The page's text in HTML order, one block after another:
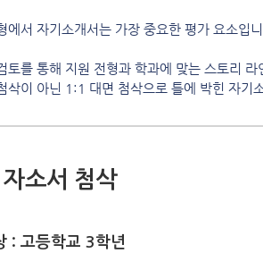
에서 자기소개서는 가장 중요한 평가 요소입니
토를 통해 지원 전형과 학과에 맞는 스토리
삭이 아닌 1:1 대면 첨삭으로 틀에 박힌 자기
소서 첨삭
: 고등학교 3학년